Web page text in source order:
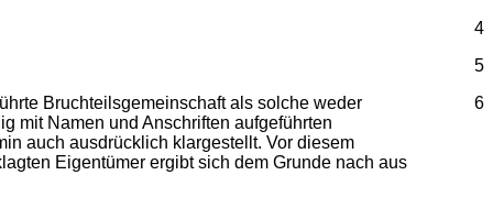
4
5
6
Bruchteilsgemeinschaft als solche weder
mit Namen und Anschriften aufgeführten
auch ausdrücklich klargestellt. Vor diesem
Eigentümer ergibt sich dem Grunde nach aus